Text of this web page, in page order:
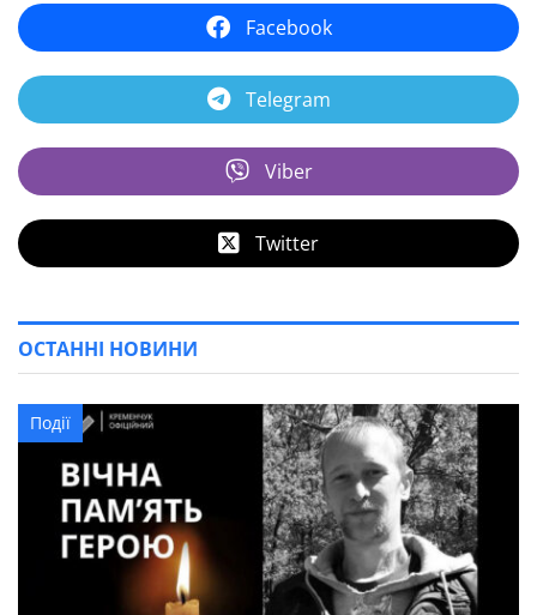
Facebook
Telegram
Viber
Twitter
ОСТАННІ НОВИНИ
Події